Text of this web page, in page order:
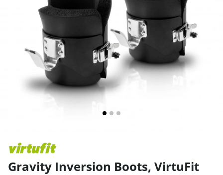
Gravity Inversion Boots, VirtuFit